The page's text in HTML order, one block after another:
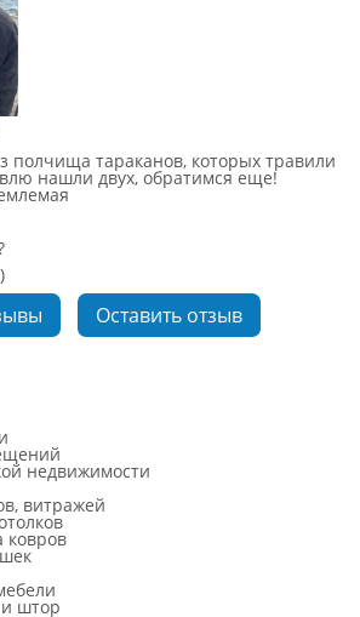
полчища тараканов, которых травили
нашли двух, обратимся еще!
Оставить отзыв
недвижимости
витражей
ковров
штор